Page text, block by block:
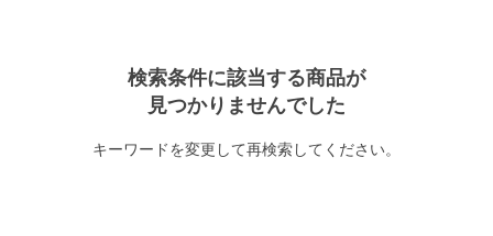
検索条件に該当する商品が
見つかりませんでした
キーワードを変更して再検索してください。